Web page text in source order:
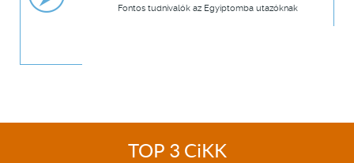
Fontos tudnivalók az Egyiptomba utazóknak
TOP 3 CiKK